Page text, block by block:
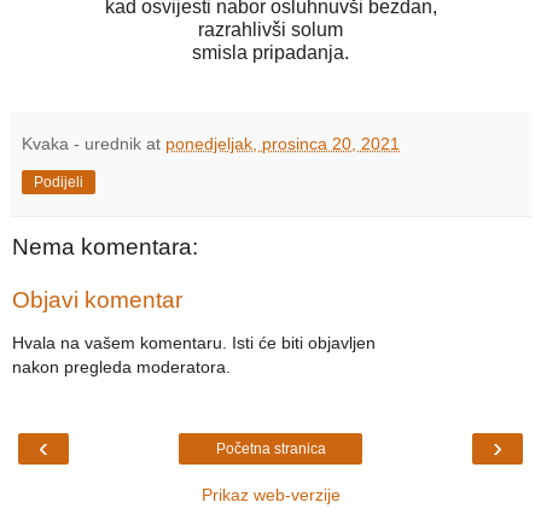
kad osvijesti nabor osluhnuvši bezdan,
razrahlivši solum
smisla pripadanja.
Kvaka - urednik at ponedjeljak, prosinca 20, 2021
Podijeli
Nema komentara:
Objavi komentar
Hvala na vašem komentaru. Isti će biti objavljen
nakon pregleda moderatora.
‹ ›
Početna stranica
Prikaz web-verzije